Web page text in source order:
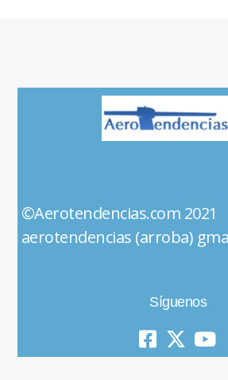
©Aerotendencias.com
aerotendencias (arroba)
Síguenos